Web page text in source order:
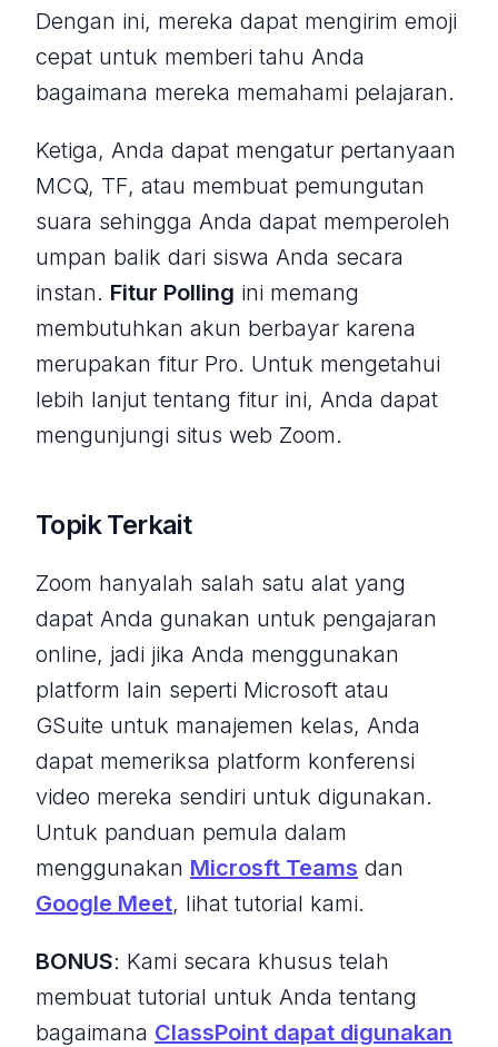
Dengan ini, mereka dapat mengirim emoji
cepat untuk memberi tahu Anda
bagaimana mereka memahami pelajaran.
Ketiga, Anda dapat mengatur pertanyaan
MCQ, TF, atau membuat pemungutan
suara sehingga Anda dapat memperoleh
umpan balik dari siswa Anda secara
instan. Fitur Polling ini memang
membutuhkan akun berbayar karena
merupakan fitur Pro. Untuk mengetahui
lebih lanjut tentang fitur ini, Anda dapat
mengunjungi situs web Zoom.
Topik Terkait
Zoom hanyalah salah satu alat yang
dapat Anda gunakan untuk pengajaran
online, jadi jika Anda menggunakan
platform lain seperti Microsoft atau
GSuite untuk manajemen kelas, Anda
dapat memeriksa platform konferensi
video mereka sendiri untuk digunakan.
Untuk panduan pemula dalam
menggunakan Microsft Teams dan
Google Meet, lihat tutorial kami.
BONUS: Kami secara khusus telah
membuat tutorial untuk Anda tentang
bagaimana ClassPoint dapat digunakan